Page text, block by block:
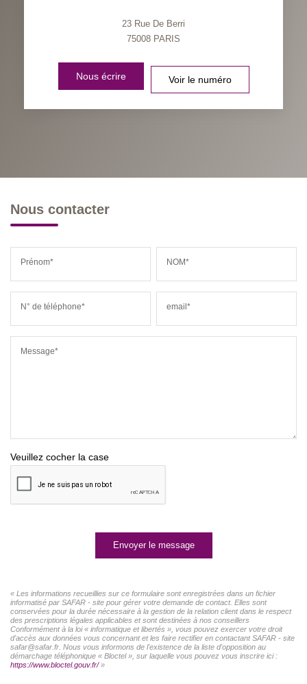
23 Rue De Berri
75008 PARIS
Nous écrire Voir le numéro
Nous contacter
Prénom* NOM*
N° de téléphone* email*
Message*
Veuillez cocher la case
Envoyer le message
« Les informations recueillies sur ce formulaire sont enregistrées dans un fichier
informatisé par SAFAR - site pour gérer votre demande de contact. Elles sont
conservées pour la durée nécessaire à la gestion de la relation client dans le respect
des prescriptions légales applicables et sont destinées à nos conseillers
Conformément à la loi « informatique et libertés », vous pouvez exercer votre droit
d'accès aux données vous concernant et les faire rectifier en contactant SAFAR - site
safar@safar.fr. Nous vous informons de l'existence de la liste d'opposition au
démarchage téléphonique « Bloctel », sur laquelle vous pouvez vous inscrire ici :
https://www.bloctel.gouv.fr/»